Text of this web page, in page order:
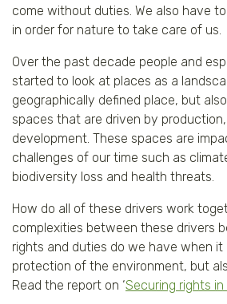
come without duties. We also have
in order for nature to take care of us.
Over the past decade people and
started to look at places as a
geographically defined place, but
spaces that are driven by
development. These spaces are
challenges of our time such as
biodiversity loss and health threats.
How do all of these drivers work
complexities between these drivers
rights and duties do we have when
protection of the environment, but
Read the report on ‘Securing rights
Steur
Tijger
Walvis
IJsbeer